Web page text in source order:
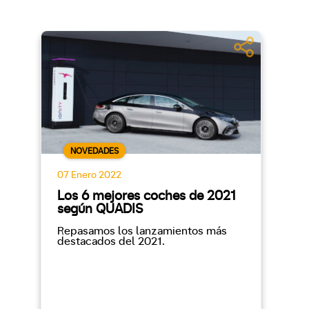
NOVEDADES
07 Enero 2022
Los 6 mejores coches de 2021
según QUADIS
Repasamos los lanzamientos más
destacados del 2021.